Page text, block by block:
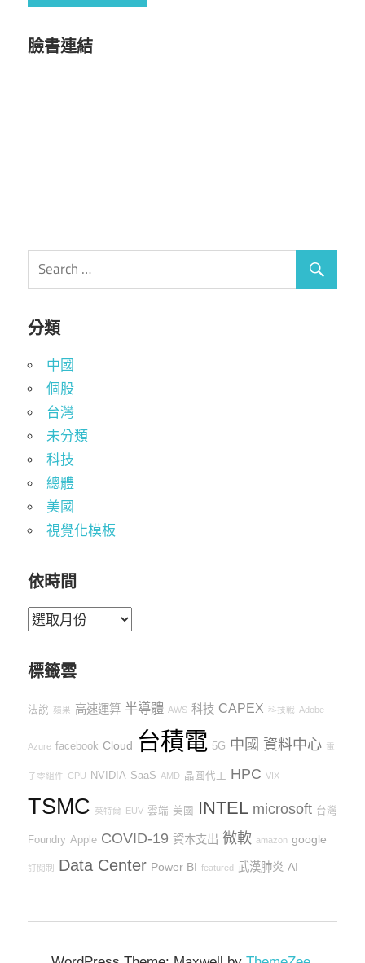
臉書連結
分類
中國
個股
台灣
未分類
科技
總體
美國
視覺化模板
依時間
依
間
標籤雲
法說 蘋果 高速運算 半導體 AWS 科技 CAPEX 科技戰 Adobe
Azure facebook Cloud 台積電 5G 中國 資料中心 電
子零組件 CPU NVIDIA SaaS AMD 晶圓代工 HPC VIX
TSMC 英特爾 EUV 雲端 美國 INTEL microsoft 台灣
Foundry Apple COVID-19 資本支出 微軟 amazon google
訂閱制 Data Center Power BI featured 武漢肺炎 AI